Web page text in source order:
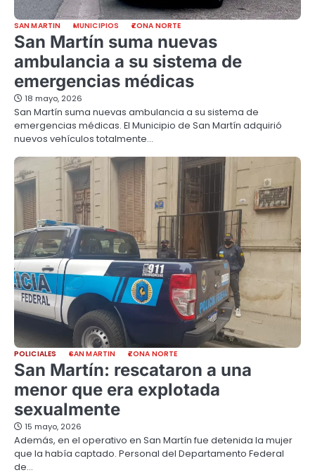
SAN MARTIN MUNICIPIOS ZONA NORTE
San Martín suma nuevas
ambulancia a su sistema de
emergencias médicas
18 mayo, 2026
San Martín suma nuevas ambulancia a su sistema de
emergencias médicas. El Municipio de San Martín adquirió
nuevos vehículos totalmente…
POLICIALES SAN MARTIN ZONA NORTE
San Martín: rescataron a una
menor que era explotada
sexualmente
15 mayo, 2026
Además, en el operativo en San Martín fue detenida la mujer
que la había captado. Personal del Departamento Federal
de…